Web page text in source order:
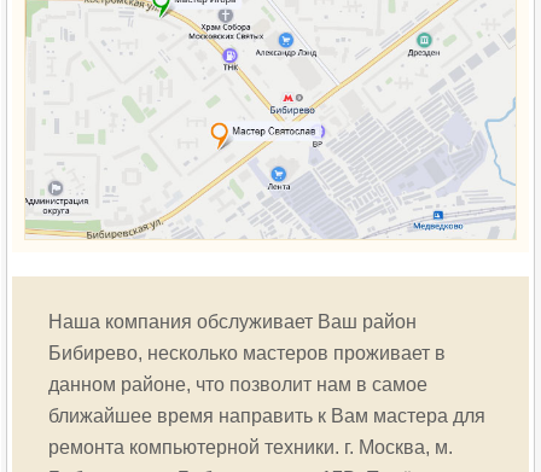
Наша компания обслуживает Ваш район
Бибирево, несколько мастеров проживает в
данном районе, что позволит нам в самое
ближайшее время направить к Вам мастера для
ремонта компьютерной техники. г. Москва, м.